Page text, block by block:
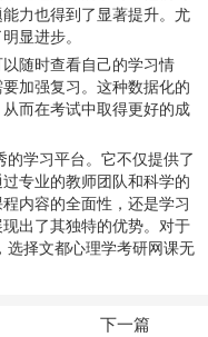
力也得到了显著提升。尤
显进步。
随时查看自己的学习情
加强复习。这种数据化的
而在考试中取得更好的成
学习平台。它不仅提供了
专业的教师团队和科学的
内容的全面性，还是学习
出了其独特的优势。对于
选择文都心理学考研网课无
下一篇